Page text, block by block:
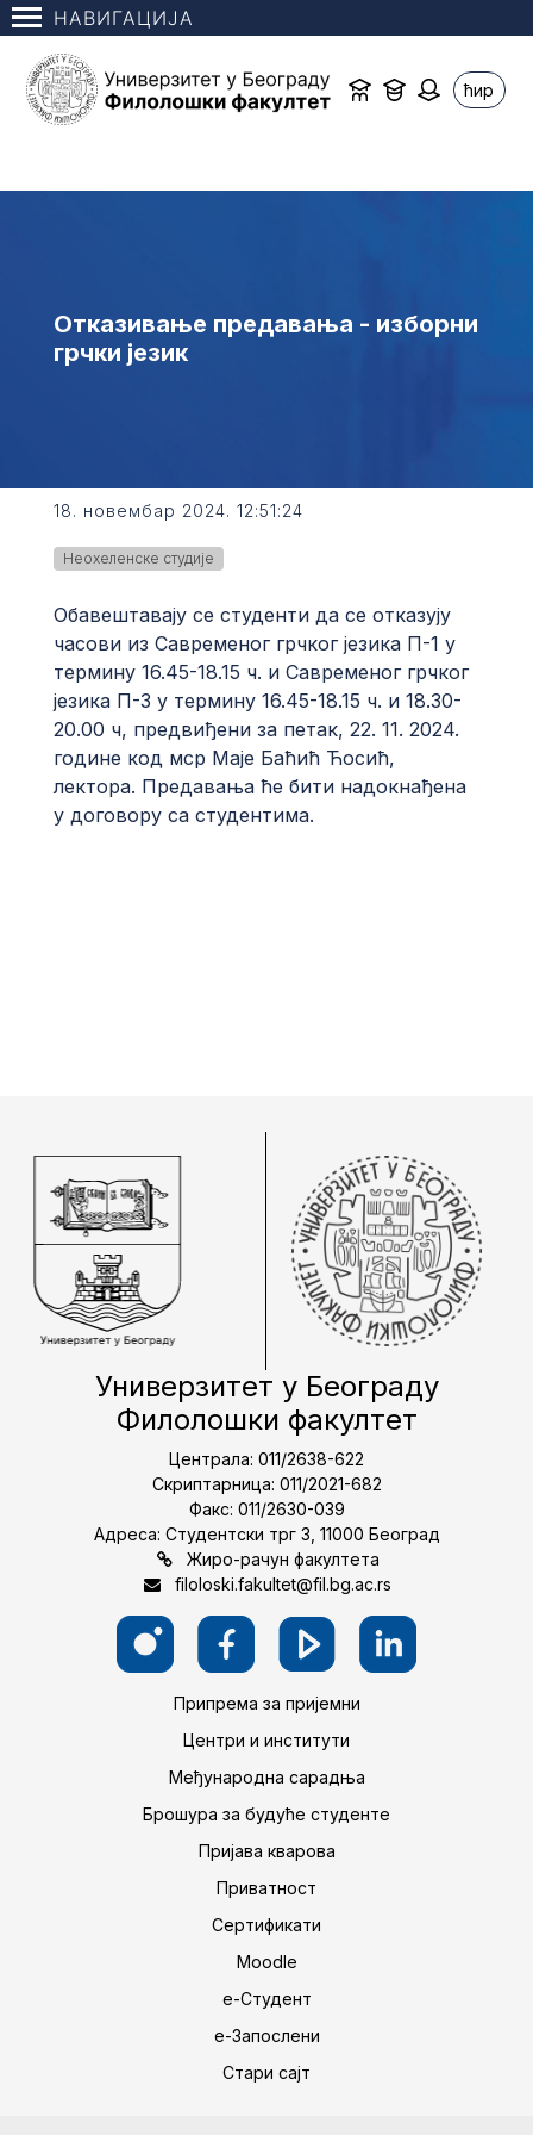
НАВИГАЦИЈА
ћир
Отказивање предавања - изборни
грчки језик
18. новембар 2024. 12:51:24
Неохеленске студије
Обавештавају се студенти да се отказују
часови из Савременог грчког језика П-1 у
термину 16.45-18.15 ч. и Савременог грчког
језика П-3 у термину 16.45-18.15 ч. и 18.30-
20.00 ч, предвиђени за петак, 22. 11. 2024.
године код мср Маје Баћић Ћосић,
лектора. Предавања ће бити надокнађена
у договору са студентима.
Универзитет у Београду
Филолошки факултет
Централа: 011/2638-622
Скриптарница: 011/2021-682
Факс: 011/2630-039
Адреса: Студентски трг 3, 11000 Београд
Жиро-рачун факултета
filoloski.fakultet@fil.bg.ac.rs
Припрема за пријемни
Центри и институти
Међународна сарадња
Брошура за будуће студенте
Пријава кварова
Приватност
Сертификати
Moodle
е-Студент
е-Запослени
Стари сајт